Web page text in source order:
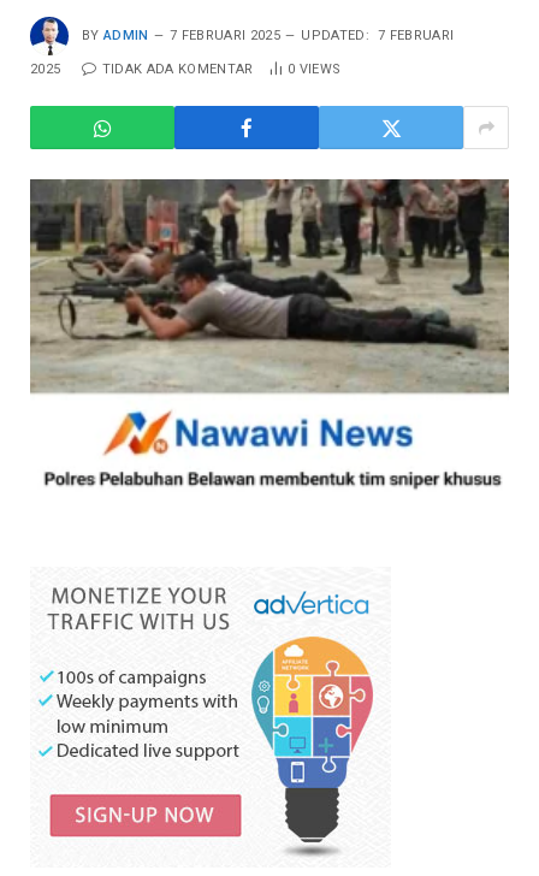
BY ADMIN 7 FEBRUARI 2025 UPDATED: 7 FEBRUARI
2025 TIDAK ADA KOMENTAR 0 VIEWS